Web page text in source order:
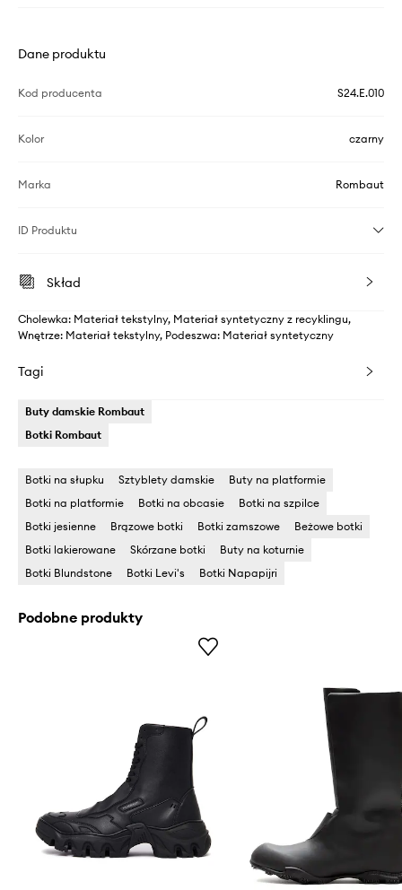
Dane produktu
Kod producenta S24.E.010
Kolor czarny
Marka Rombaut
ID Produktu
Skład
Cholewka: Materiał tekstylny, Materiał syntetyczny z recyklingu,
Wnętrze: Materiał tekstylny, Podeszwa: Materiał syntetyczny
Tagi
Buty damskie Rombaut
Botki Rombaut
Botki na słupku Sztyblety damskie
Buty na platformie
Botki na platformie
Botki na obcasie
Botki na szpilce
Botki jesienne
Brązowe botki Botki zamszowe
Beżowe botki
Botki lakierowane
Skórzane botki
Buty na koturnie
Botki Blundstone
Botki Levi's Botki Napapijri
Podobne produkty